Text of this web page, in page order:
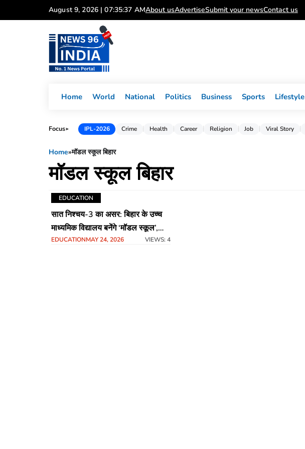
to
August 9, 2026 | 07:35:37 AMAbout usAdvertiseSubmit your newsContact us
Home World National Politics Business Sports Lifestyle
Focus► IPL-2026 Crime Health Career Religion Job Viral Story
Home»मॉडल स्कूल बिहार
मॉडल स्कूल बिहार
EDUCATION
सात निश्चय-3 का असर: बिहार के उच्च
माध्यमिक विद्यालय बनेंगे ‘मॉडल स्कूल’,
मिलेगी विश्वस्तरीय शिक्षा
EDUCATIONMAY 24, 2026 VIEWS: 4